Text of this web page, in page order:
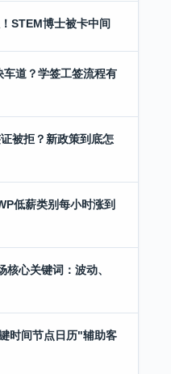
STEM博士被卡中间
道？学签工签流程有
被拒？新政策到底怎
低薪类别每小时涨到
心关键词：波动、
时间节点日历"辅助客